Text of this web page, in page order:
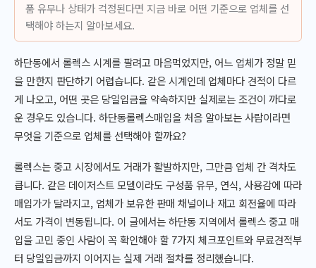
품 유무나 상태가 걱정된다면 지금 바로 어떤 기준으로 업체를 선
택해야 하는지 알아보세요.
하단동에서 롤렉스 시계를 팔려고 마음먹었지만, 어느 업체가 정말 믿
을 만한지 판단하기 어렵습니다. 같은 시계인데 업체마다 견적이 다르
게 나오고, 어떤 곳은 당일입금을 약속하지만 실제로는 조건이 까다로
운 경우도 있습니다. 하단동롤렉스매입을 처음 알아보는 사람이라면
무엇을 기준으로 업체를 선택해야 할까요?
롤렉스는 중고 시장에서도 거래가 활발하지만, 그만큼 업체 간 격차도
큽니다. 같은 데이저스트 모델이라도 구성품 유무, 연식, 사용감에 따라
매입가가 달라지고, 업체가 보유한 판매 채널이나 재고 회전율에 따라
서도 가격이 변동됩니다. 이 글에서는 하단동 지역에서 롤렉스 중고 매
입을 고민 중인 사람이 꼭 확인해야 할 7가지 체크포인트와 무료견적부
터 당일입금까지 이어지는 실제 거래 절차를 정리했습니다.